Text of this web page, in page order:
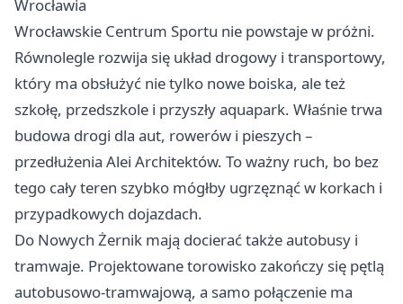
Wrocławia
Wrocławskie Centrum Sportu nie powstaje w próżni.
Równolegle rozwija się układ drogowy i transportowy,
który ma obsłużyć nie tylko nowe boiska, ale też
szkołę, przedszkole i przyszły aquapark. Właśnie trwa
budowa drogi dla aut, rowerów i pieszych –
przedłużenia Alei Architektów. To ważny ruch, bo bez
tego cały teren szybko mógłby ugrzęznąć w korkach i
przypadkowych dojazdach.
Do Nowych Żernik mają docierać także autobusy i
tramwaje. Projektowane torowisko zakończy się pętlą
autobusowo-tramwajową, a samo połączenie ma